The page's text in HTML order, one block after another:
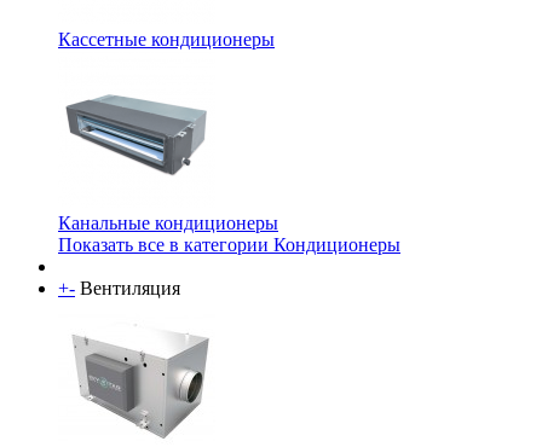
Кассетные кондиционеры
Канальные кондиционеры
Показать все в категории Кондиционеры
+- Вентиляция